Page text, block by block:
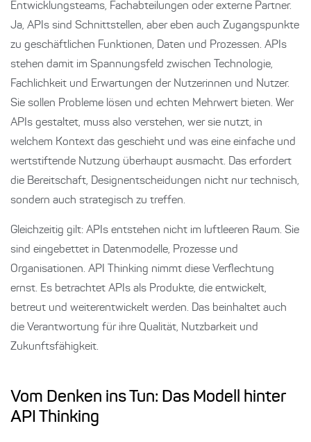
Entwicklungsteams, Fachabteilungen oder externe Partner.
Ja, APIs sind Schnittstellen, aber eben auch Zugangspunkte
zu geschäftlichen Funktionen, Daten und Prozessen. APIs
stehen damit im Spannungsfeld zwischen Technologie,
Fachlichkeit und Erwartungen der Nutzerinnen und Nutzer.
Sie sollen Probleme lösen und echten Mehrwert bieten. Wer
APIs gestaltet, muss also verstehen, wer sie nutzt, in
welchem Kontext das geschieht und was eine einfache und
wertstiftende Nutzung überhaupt ausmacht. Das erfordert
die Bereitschaft, Designentscheidungen nicht nur technisch,
sondern auch strategisch zu treffen.
Gleichzeitig gilt: APIs entstehen nicht im luftleeren Raum. Sie
sind eingebettet in Datenmodelle, Prozesse und
Organisationen. API Thinking nimmt diese Verflechtung
ernst. Es betrachtet APIs als Produkte, die entwickelt,
betreut und weiterentwickelt werden. Das beinhaltet auch
die Verantwortung für ihre Qualität, Nutzbarkeit und
Zukunftsfähigkeit.
Vom Denken ins Tun: Das Modell hinter
API Thinking